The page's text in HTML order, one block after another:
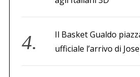
Il Basket Gualdo
ufficiale l’arrivo di